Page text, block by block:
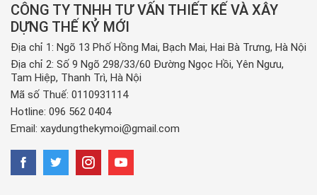
CÔNG TY TNHH TƯ VẤN THIẾT KẾ VÀ XÂY
DỰNG THẾ KỶ MỚI
Địa chỉ 1: Ngõ 13 Phố Hồng Mai, Bạch Mai, Hai Bà Trưng, Hà Nội
Địa chỉ 2: Số 9 Ngõ 298/33/60 Đường Ngọc Hồi, Yên Ngưu,
Tam Hiệp, Thanh Trì, Hà Nội
Mã số Thuế: 0110931114
Hotline: 096 562 0404
Email: xaydungthekymoi@gmail.com